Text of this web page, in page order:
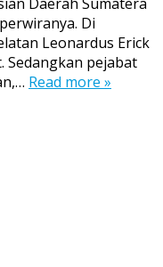
Juliat
Permadi
Wibowo
Jabat
Kapolres
Daerah Sumatera
Di
Leonardus Erick
Sedangkan pejabat
Read more »